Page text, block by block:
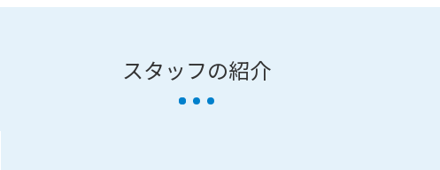
スタッフの紹介